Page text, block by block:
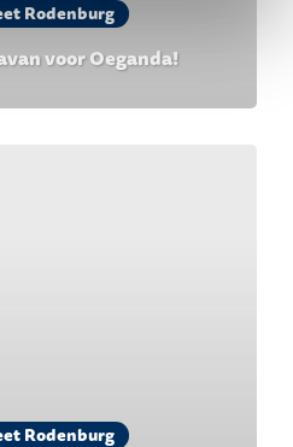
Rodenburg
voor Oeganda!
Rodenburg